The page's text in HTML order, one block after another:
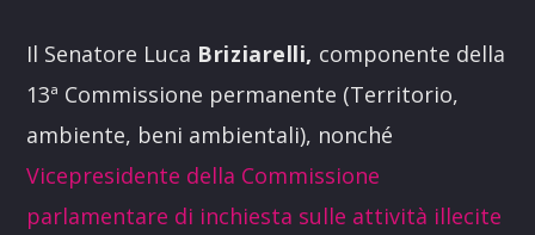
Il Senatore Luca Briziarelli, componente della
13ª Commissione permanente (Territorio,
ambiente, beni ambientali), nonché
Vicepresidente della Commissione
parlamentare di inchiesta sulle attività illecite